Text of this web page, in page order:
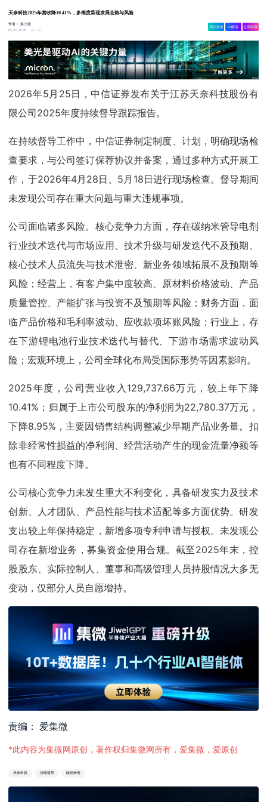
天奈科技2025年营收降10.41%，多维度呈现发展态势与风险
作者：集小微
05-25 21:56
1.4w
相关舆情 AI解读 生成海报
2026年5月25日，中信证券发布关于江苏天奈科技股份有
限公司2025年度持续督导跟踪报告。
在持续督导工作中，中信证券制定制度、计划，明确现场检
查要求，与公司签订保荐协议并备案，通过多种方式开展工
作，于2026年4月28日、5月18日进行现场检查。督导期间
未发现公司存在重大问题与重大违规事项。
公司面临诸多风险。核心竞争力方面，存在碳纳米管导电剂
行业技术迭代与市场应用、技术升级与研发迭代不及预期、
核心技术人员流失与技术泄密、新业务领域拓展不及预期等
风险；经营上，有客户集中度较高、原材料价格波动、产品
质量管控、产能扩张与投资不及预期等风险；财务方面，面
临产品价格和毛利率波动、应收款项坏账风险；行业上，存
在下游锂电池行业技术迭代与替代、下游市场需求波动风
险；宏观环境上，公司全球化布局受国际形势等因素影响。
2025年度，公司营业收入129,737.66万元，较上年下降
10.41%；归属于上市公司股东的净利润为22,780.37万元，
下降8.95%，主要因销售结构调整减少早期产品业务量。扣
除非经常性损益的净利润、经营活动产生的现金流量净额等
也有不同程度下降。
公司核心竞争力未发生重大不利变化，具备研发实力及技术
创新、人才团队、产品性能与技术适配等多方面优势。研发
支出较上年保持稳定，新增多项专利申请与授权。未发现公
司存在新增业务，募集资金使用合规。截至2025年末，控
股股东、实际控制人、董事和高级管理人员持股情况大多无
变动，仅部分人员自愿增持。
责编： 爱集微
*此内容为集微网原创，著作权归集微网所有，爱集微，爱原创
天奈科技 持续督导 碳纳米管